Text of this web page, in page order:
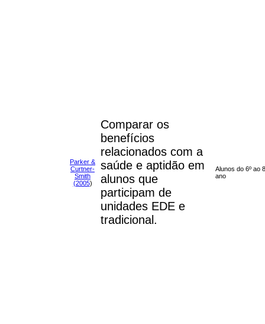
Parker &
Curtner-
Smith
(2005)
Comparar os
benefícios
relacionados com a
saúde e aptidão em
alunos que
participam de
unidades EDE e
tradicional.
Alunos do 6º ao
ano